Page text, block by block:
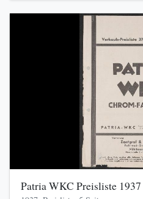
Patria WKC Preisliste 1937